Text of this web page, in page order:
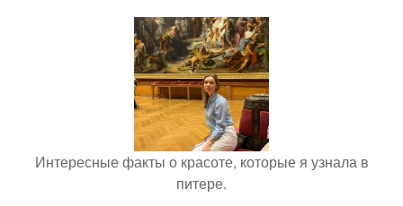
Интересные факты о красоте, которые я узнала в
питере.